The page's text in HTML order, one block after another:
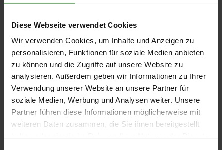
Diese Webseite verwendet Cookies
Wir verwenden Cookies, um Inhalte und Anzeigen zu
personalisieren, Funktionen für soziale Medien anbieten
zu können und die Zugriffe auf unsere Website zu
analysieren. Außerdem geben wir Informationen zu Ihrer
Verwendung unserer Website an unsere Partner für
soziale Medien, Werbung und Analysen weiter. Unsere
Partner führen diese Informationen möglicherweise mit
weiteren Daten zusammen, die Sie ihnen bereitgestellt
2025
2026
2026
250 €
300 €
Die aktuelle Preisentwicklung für Holzpellets in Deutschland
können Sie jederzeit auf unsererPelletspreise-Seite